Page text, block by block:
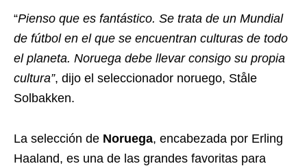
“Pienso que es fantástico. Se trata de un Mundial
de fútbol en el que se encuentran culturas de todo
el planeta. Noruega debe llevar consigo su propia
cultura”, dijo el seleccionador noruego, Ståle
Solbakken.
La selección de Noruega, encabezada por Erling
Haaland, es una de las grandes favoritas para